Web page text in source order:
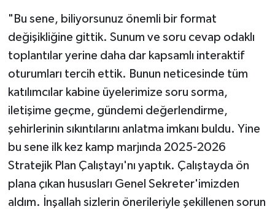
"Bu sene, biliyorsunuz önemli bir format
değişikliğine gittik. Sunum ve soru cevap odaklı
toplantılar yerine daha dar kapsamlı interaktif
oturumları tercih ettik. Bunun neticesinde tüm
katılımcılar kabine üyelerimize soru sorma,
iletişime geçme, gündemi değerlendirme,
şehirlerinin sıkıntılarını anlatma imkanı buldu. Yine
bu sene ilk kez kamp marjında 2025-2026
Stratejik Plan Çalıştayı'nı yaptık. Çalıştayda ön
plana çıkan hususları Genel Sekreter'imizden
aldım. İnşallah sizlerin önerileriyle şekillenen sorun